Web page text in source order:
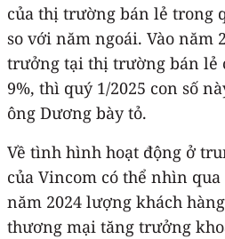
của thị trường bán lẻ trong
so với năm ngoái. Vào năm
trưởng tại thị trường bán lẻ
9%, thì quý 1/2025 con số
ông Dương bày tỏ.
Về tình hình hoạt động ở
của Vincom có thể nhìn
năm 2024 lượng khách
thương mại tăng trưởng